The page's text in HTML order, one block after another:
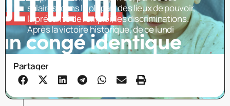
salaires, dans la plupart des lieux de pouvoir,
la précarité de l’emploi, les discriminations.
Après la victoire historique, de ce lundi
Partager